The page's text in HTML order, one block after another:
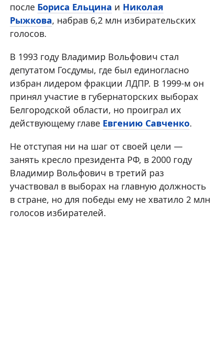
после Бориса Ельцина и Николая
Рыжкова, набрав 6,2 млн избирательских
голосов.
В 1993 году Владимир Вольфович стал
депутатом Госдумы, где был единогласно
избран лидером фракции ЛДПР. В 1999-м он
принял участие в губернаторских выборах
Белгородской области, но проиграл их
действующему главе Евгению Савченко.
Не отступая ни на шаг от своей цели —
занять кресло президента РФ, в 2000 году
Владимир Вольфович в третий раз
участвовал в выборах на главную должность
в стране, но для победы ему не хватило 2 млн
голосов избирателей.